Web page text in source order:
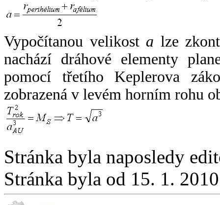
Vypočítanou velikost a lze
nachází dráhové elementy
pomocí třetího Keplerova
zobrazená v levém horním rohu
Stránka byla naposledy
Stránka byla od 15. 1.